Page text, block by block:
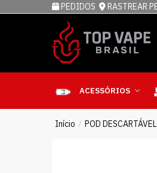
PEDIDOS RASTREAR
ACESSÓRIOS
Início / POD DESCARTÁVEL